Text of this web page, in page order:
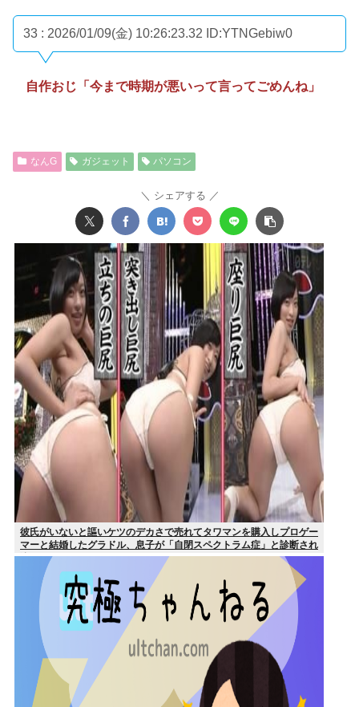
33 : 2026/01/09(金) 10:26:23.32 ID:YTNGebiw0
自作おじ「今まで時期が悪いって言ってごめんね」
なんG ガジェット パソコン
シェアする
彼氏がいないと謳いケツのデカさで売れてタワマンを購入しプロゲー
マーと結婚したグラドル、息子が「自閉スペクトラム症」と診断され
泣く